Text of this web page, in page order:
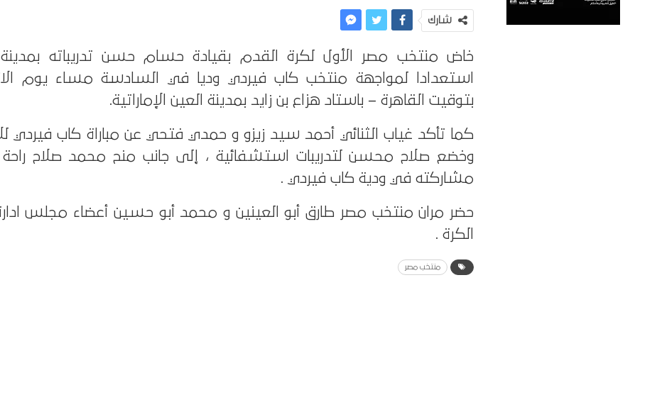
شارك
خاض منتخب مصر الأول لكرة القدم بقيادة حسام حسن تدريباته بمدينة
استعدادا لمواجهة منتخب كاب فيردي وديا في السادسة مساء يوم
بتوقيت القاهرة – باستاد هزاع بن زايد بمدينة العين الإماراتية.
كما تأكد غياب الثنائي أحمد سيد زيزو و حمدي فتحي عن مباراة كاب فيردي
وخضع صلاح محسن لتدريبات استشفائية ، إلى جانب منح محمد صلاح
مشاركته في ودية كاب فيردي .
حضر مران منتخب مصر طارق أبو العينين و محمد أبو حسين أعضاء مجلس
الكرة .
منتخب مصر